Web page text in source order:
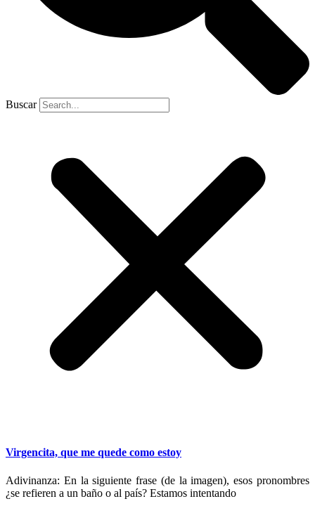
Buscar
Virgencita, que me quede como estoy
Adivinanza: En la siguiente frase (de la imagen), esos pronombres
¿se refieren a un baño o al país? Estamos intentando